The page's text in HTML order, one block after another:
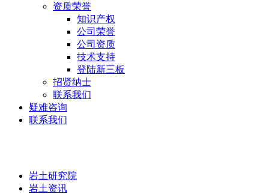
资质荣誉
知识产权
公司荣誉
公司资质
技术支持
登陆新三板
招贤纳士
联系我们
疑难咨询
联系我们
岩土研究院
岩土资讯